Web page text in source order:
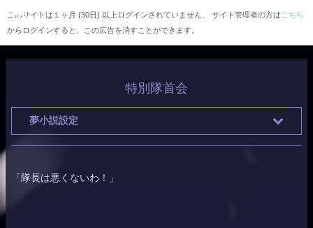
このサイトは１ヶ月 (30日) 以上ログインされていません。 サイト管理者の方は こちら
からログインすると、この広告を消すことができます。
特別隊首会
夢小説設定
「隊長は悪くないわ！」